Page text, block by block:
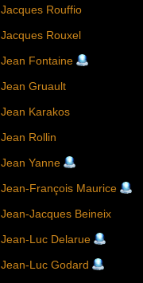
Jacques Rouffio
Jacques Rouxel
Jean Fontaine
Jean Gruault
Jean Karakos
Jean Rollin
Jean Yanne
Jean-François Maurice
Jean-Jacques Beineix
Jean-Luc Delarue
Jean-Luc Godard